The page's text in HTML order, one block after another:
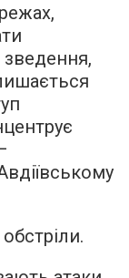
зведення,